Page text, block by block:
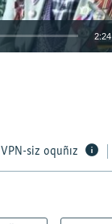
2:24
VPN-siz oquñız